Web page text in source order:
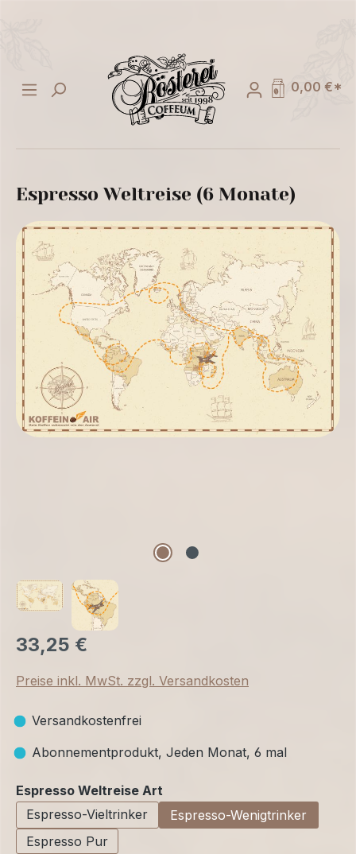
0,00 €*
Espresso Weltreise (6 Monate)
33,25 €
Preise inkl. MwSt. zzgl. Versandkosten
Versandkostenfrei
Abonnementprodukt, Jeden Monat, 6 mal
Espresso Weltreise Art
Espresso-Vieltrinker
Espresso-Wenigtrinker
Espresso Pur